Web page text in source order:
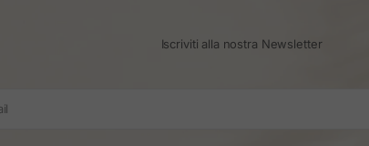
Iscriviti alla nostra Newsletter